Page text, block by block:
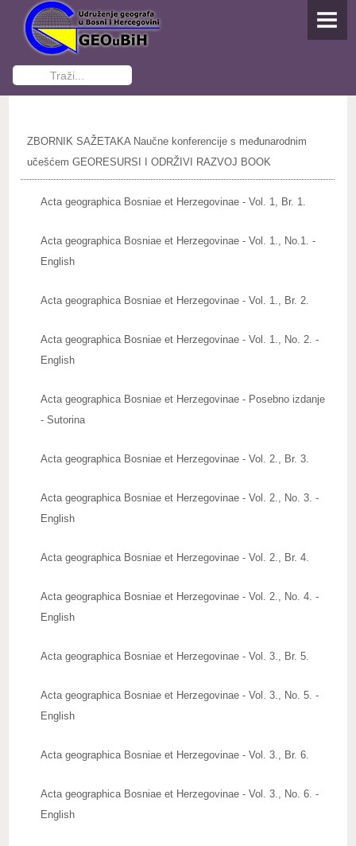
NASLOVNA
O UDRUŽENJU
Osnivanje
Funkcioneri GEOuBiH
AKTIVNOSTI
Studenti pišu
IZDAVAŠTVO
Upute autorima radova
Zbornici radova
ZNAČAJNI DATUMI
REAGOVANJA
ZBORNIK SAŽETAKA Naučne konferencije s međunarodnim
učešćem GEORESURSI I ODRŽIVI RAZVOJ BOOK
Acta geographica Bosniae et Herzegovinae - Vol. 1, Br. 1.
Acta geographica Bosniae et Herzegovinae - Vol. 1., No.1. -
English
Acta geographica Bosniae et Herzegovinae - Vol. 1., Br. 2.
Acta geographica Bosniae et Herzegovinae - Vol. 1., No. 2. -
English
Acta geographica Bosniae et Herzegovinae - Posebno izdanje
- Sutorina
Acta geographica Bosniae et Herzegovinae - Vol. 2., Br. 3.
Acta geographica Bosniae et Herzegovinae - Vol. 2., No. 3. -
English
Acta geographica Bosniae et Herzegovinae - Vol. 2., Br. 4.
Acta geographica Bosniae et Herzegovinae - Vol. 2., No. 4. -
English
Acta geographica Bosniae et Herzegovinae - Vol. 3., Br. 5.
Acta geographica Bosniae et Herzegovinae - Vol. 3., No. 5. -
English
Acta geographica Bosniae et Herzegovinae - Vol. 3., Br. 6.
Acta geographica Bosniae et Herzegovinae - Vol. 3., No. 6. -
English